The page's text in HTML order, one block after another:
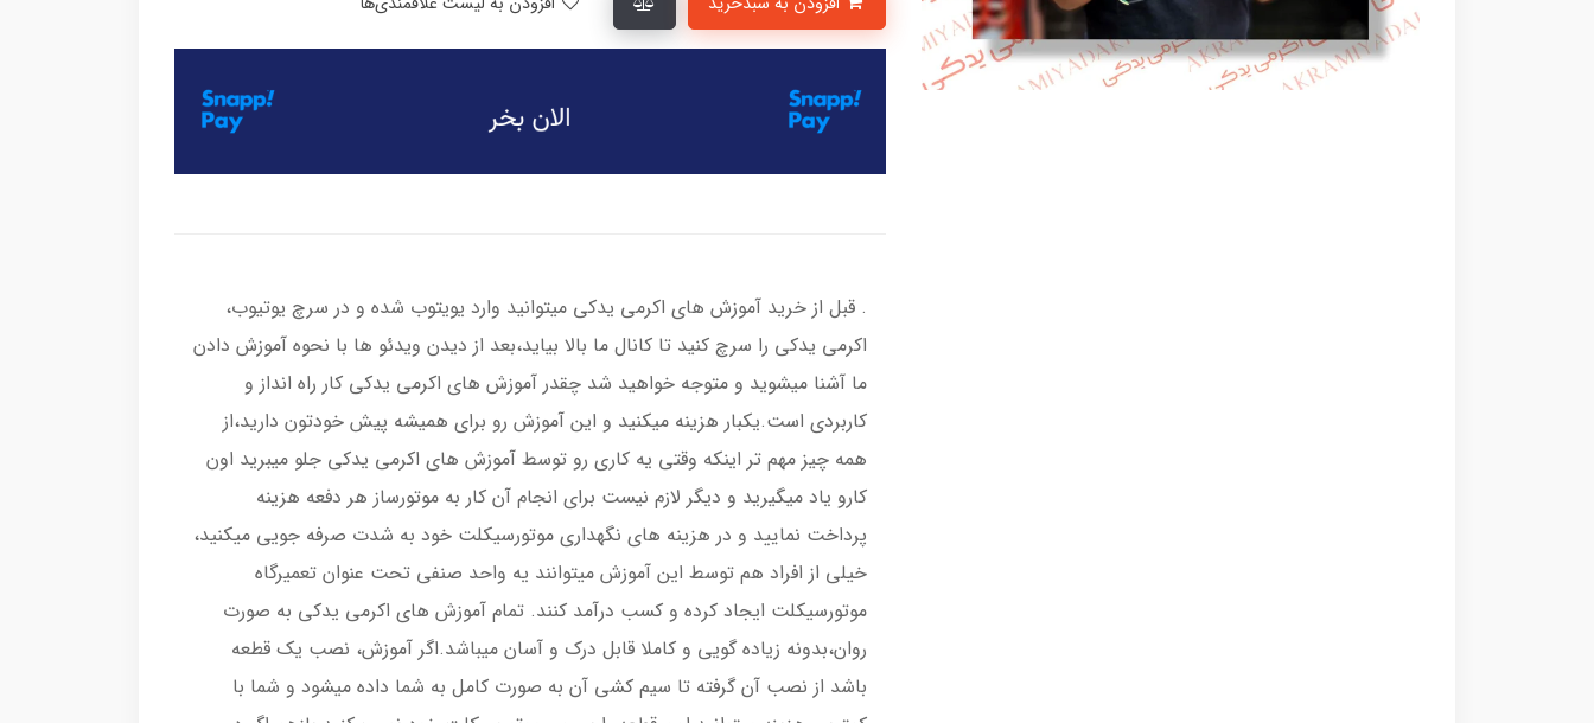
. قبل از خرید آموزش های اکرمی یدکی میتوانید وارد یویتوب شده و در سرچ یوتیوب،
اکرمی یدکی را سرچ کنید تا کانال ما بالا بیاید،بعد از دیدن ویدئو ها با نحوه آموزش دادن
ما آشنا میشوید و متوجه خواهید شد چقدر آموزش های اکرمی یدکی کار راه انداز و
کاربردی است.یکبار هزینه میکنید و این آموزش رو برای همیشه پیش خودتون دارید،از
همه چیز مهم تر اینکه وقتی یه کاری رو توسط آموزش های اکرمی یدکی جلو میبرید اون
کارو یاد میگیرید و دیگر لازم نیست برای انجام آن کار به موتورساز هر دفعه هزینه
پرداخت نمایید و در هزینه های نگهداری موتورسیکلت خود به شدت صرفه جویی میکنید،
خیلی از افراد هم توسط این آموزش میتوانند یه واحد صنفی تحت عنوان تعمیرگاه
موتورسیکلت ایجاد کرده و کسب درآمد کنند. تمام آموزش های اکرمی یدکی به صورت
روان،بدونه زیاده گویی و کاملا قابل درک و آسان میباشد.اگر آموزش، نصب یک قطعه
باشد از نصب آن گرفته تا سیم کشی آن به صورت کامل به شما داده میشود و شما با